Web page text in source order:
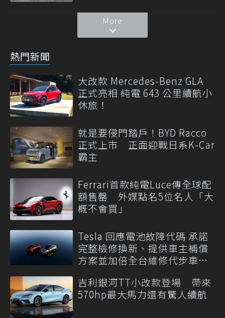
More
熱門新聞
大改款 Mercedes-Benz GLA
正式亮相 純電 643 公里續航小
休旅！
就是要侵門踏戶！BYD Racco
正式上市 正面迎戰日系K-Car
霸主
Ferrari首款純電Luce傳全球配
額售罄 外媒點名5位名人「大
概不會買」
Tesla 回應電池故障代碼 承諾
完整檢修換新、提供車主補償
方案並加倍全台維修代步車數
吉利銀河TT小改款登場 帶來
570hp最大馬力還有驚人續航